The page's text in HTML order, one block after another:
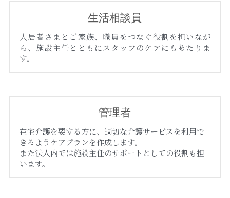
生活相談員
入居者さまとご家族、職員をつなぐ役割を担いなが
ら、施設主任とともにスタッフのケアにもあたりま
す。
管理者
在宅介護を要する方に、適切な介護サービスを利用で
きるようケアプランを作成します。
また法人内では施設主任のサポートとしての役割も担
います。